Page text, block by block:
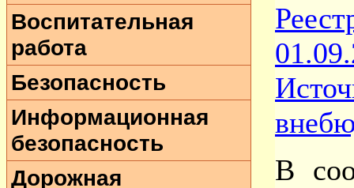
Воспитательная
работа
Безопасность
Информационная
безопасность
Дорожная
В